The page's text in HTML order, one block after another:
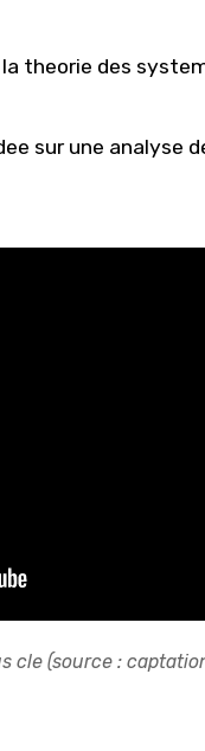
theorie des
sur une analyse
cle (source :